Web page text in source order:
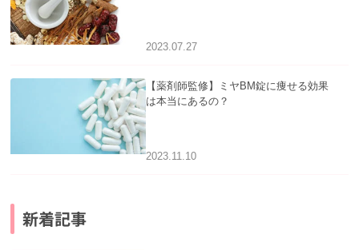
2023.07.27
【薬剤師監修】ミヤBM錠に痩せる効果
は本当にあるの？
2023.11.10
新着記事